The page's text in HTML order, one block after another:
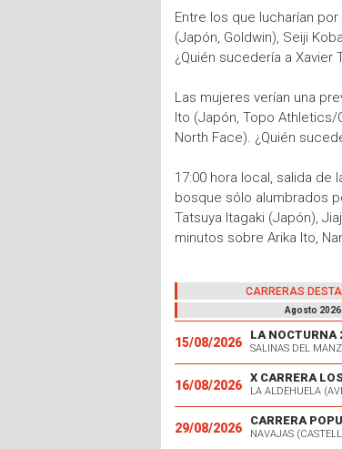
Entre los que lucharían
(Japón, Goldwin), Seiji
¿Quién sucedería a Xavier
Las mujeres verían una
Ito (Japón, Topo Athletics/
North Face). ¿Quién
17:00 hora local, salida
bosque sólo alumbrados
Tatsuya Itagaki (Japón),
minutos sobre Arika Ito,
CARRERAS
Agosto 2026
15/08/2026
LA NOCTURNA
SALINAS DEL
16/08/2026
X CARRERA
LA ALDEHUELA
29/08/2026
CARRERA
NAVAJAS